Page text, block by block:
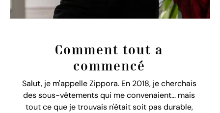
Comment tout a
commencé
Salut, je m'appelle Zippora. En 2018, je cherchais
des sous-vêtements qui me convenaient... mais
tout ce que je trouvais n'était soit pas durable,